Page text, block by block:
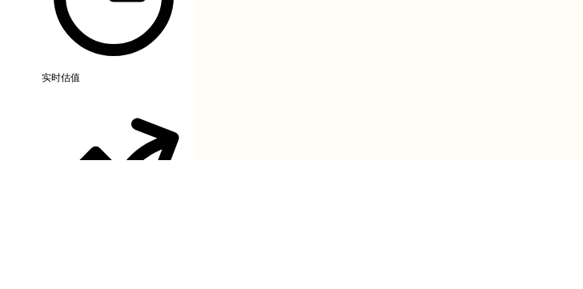
实时估值